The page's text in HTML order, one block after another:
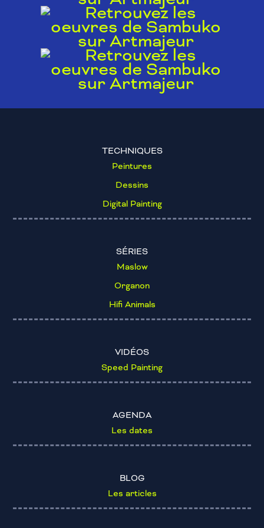
TECHNIQUES
Peintures
Dessins
Digital Painting
SÉRIES
Maslow
Organon
Hifi Animals
VIDÉOS
Speed Painting
AGENDA
Les dates
BLOG
Les articles